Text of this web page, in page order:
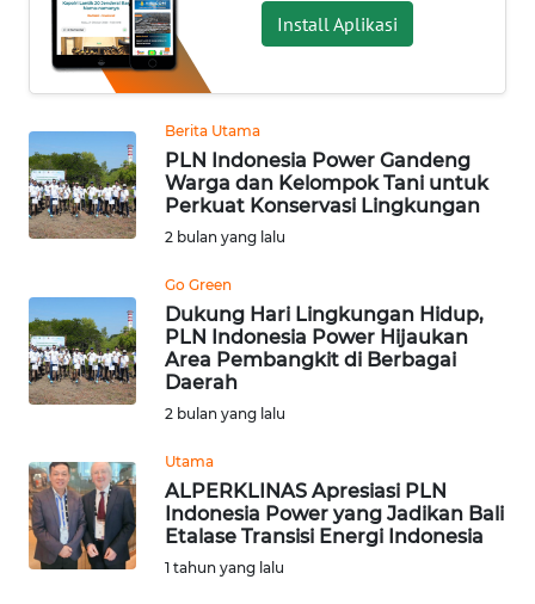
Install Aplikasi
Berita Utama
PLN Indonesia Power Gandeng
Warga dan Kelompok Tani untuk
Perkuat Konservasi Lingkungan
2 bulan yang lalu
Go Green
Dukung Hari Lingkungan Hidup,
PLN Indonesia Power Hijaukan
Area Pembangkit di Berbagai
Daerah
2 bulan yang lalu
Utama
ALPERKLINAS Apresiasi PLN
Indonesia Power yang Jadikan Bali
Etalase Transisi Energi Indonesia
1 tahun yang lalu
SERBA-
SERBI
OPINI
Informasi
BERITA
KONTAK
KAMI
INFO
IKLAN
TENTANG
KAMI